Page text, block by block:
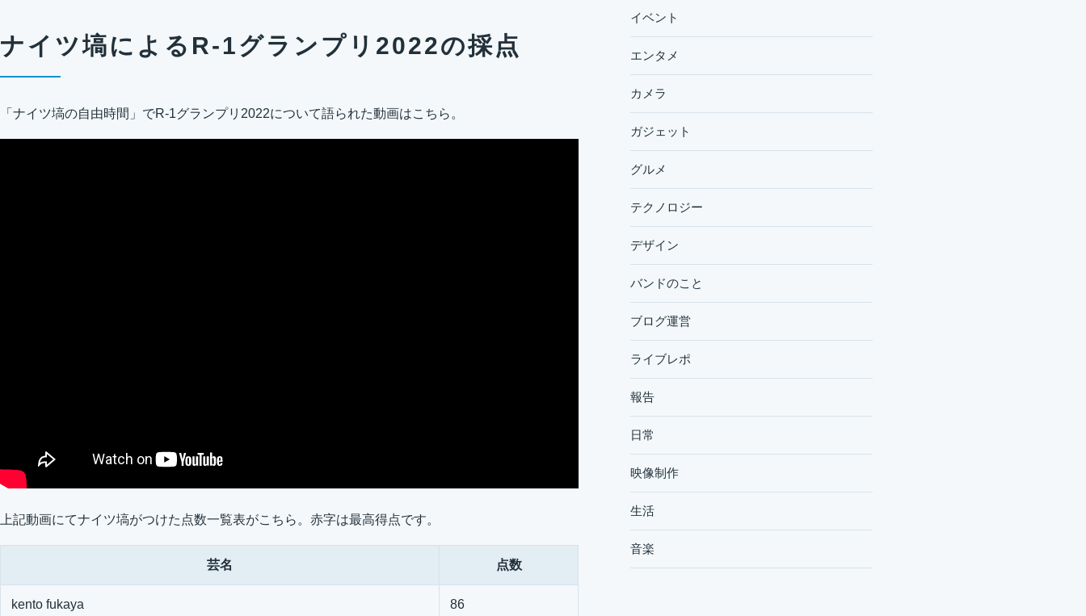
ナイツ塙によるR-1グランプリ2022の採点
「ナイツ塙の自由時間」でR-1グランプリ2022について語られた動画はこちら。
上記動画にてナイツ塙がつけた点数一覧表がこちら。赤字は最高得点です。
芸名 点数
kento fukaya 86
イベント
エンタメ
カメラ
ガジェット
グルメ
テクノロジー
デザイン
バンドのこと
ブログ運営
ライブレポ
報告
日常
映像制作
生活
音楽